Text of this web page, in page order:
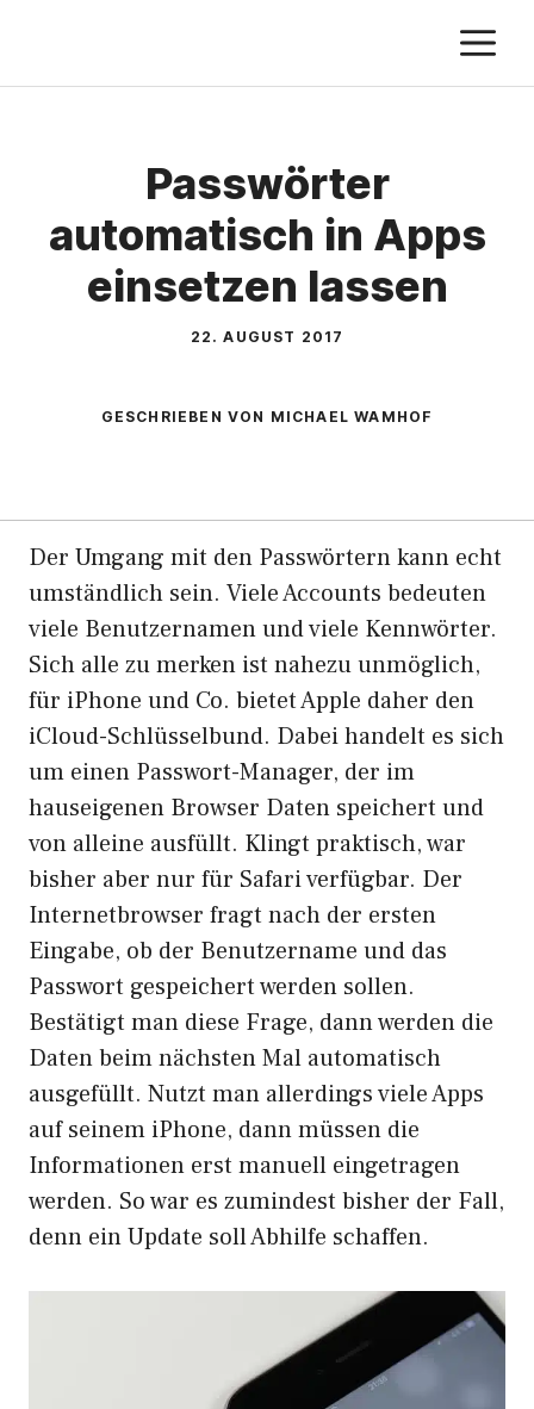
springen
Passwörter
automatisch in Apps
einsetzen lassen
22. AUGUST 2017
GESCHRIEBEN VON MICHAEL WAMHOF
Der Umgang mit den Passwörtern kann echt
umständlich sein. Viele Accounts bedeuten
viele Benutzernamen und viele Kennwörter.
Sich alle zu merken ist nahezu unmöglich,
für iPhone und Co. bietet Apple daher den
iCloud-Schlüsselbund. Dabei handelt es sich
um einen Passwort-Manager, der im
hauseigenen Browser Daten speichert und
von alleine ausfüllt. Klingt praktisch, war
bisher aber nur für Safari verfügbar. Der
Internetbrowser fragt nach der ersten
Eingabe, ob der Benutzername und das
Passwort gespeichert werden sollen.
Bestätigt man diese Frage, dann werden die
Daten beim nächsten Mal automatisch
ausgefüllt. Nutzt man allerdings viele Apps
auf seinem iPhone, dann müssen die
Informationen erst manuell eingetragen
werden. So war es zumindest bisher der Fall,
denn ein Update soll Abhilfe schaffen.